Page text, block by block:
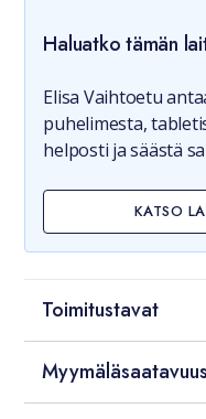
Haluatko tämän
Elisa Vaihtoetu
puhelimesta,
helposti ja säästä
KATSO
Toimitustavat
Myymäläsaatavuus